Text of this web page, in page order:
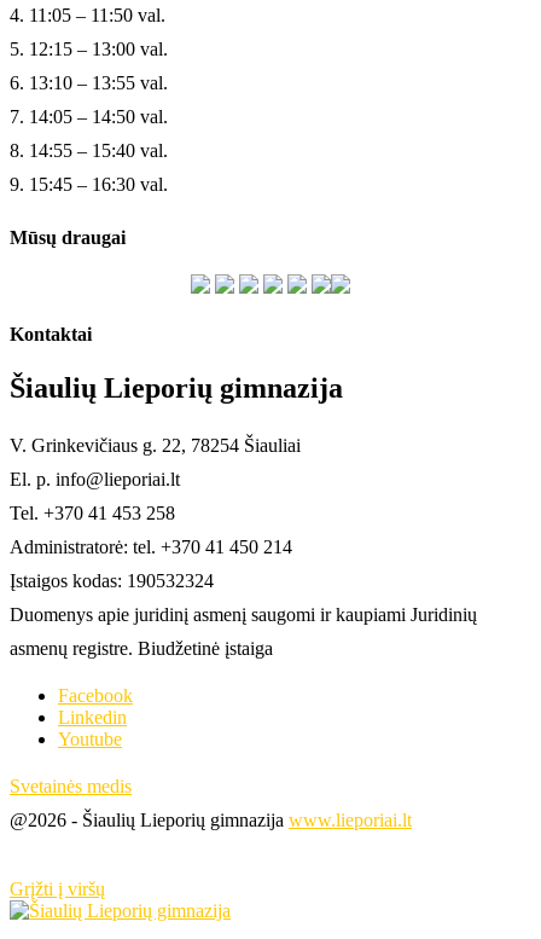
4. 11:05 – 11:50 val.
5. 12:15 – 13:00 val.
6. 13:10 – 13:55 val.
7. 14:05 – 14:50 val.
8. 14:55 – 15:40 val.
9. 15:45 – 16:30 val.
Mūsų draugai
Kontaktai
Šiaulių Lieporių gimnazija
V. Grinkevičiaus g. 22, 78254 Šiauliai
El. p. info@lieporiai.lt
Tel. +370 41 453 258
Administratorė: tel. +370 41 450 214
Įstaigos kodas: 190532324
Duomenys apie juridinį asmenį saugomi ir kaupiami Juridinių
asmenų registre. Biudžetinė įstaiga
Facebook
Linkedin
Youtube
Svetainės medis
@2026 - Šiaulių Lieporių gimnazija www.lieporiai.lt
Grįžti į viršų